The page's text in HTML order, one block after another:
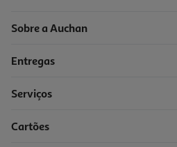
Sobre a Auchan
Entregas
Serviços
Cartões